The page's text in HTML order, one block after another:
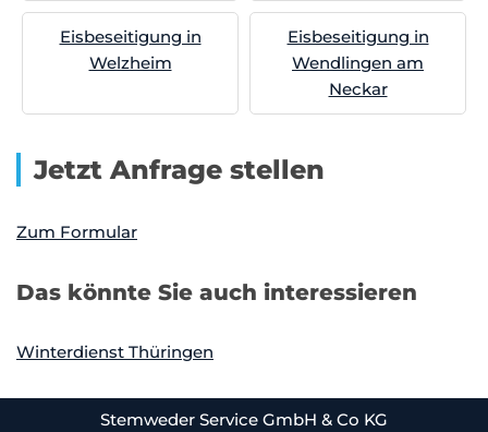
Eisbeseitigung in
Welzheim
Eisbeseitigung in
Wendlingen am
Neckar
Jetzt Anfrage stellen
Zum Formular
Das könnte Sie auch interessieren
Winterdienst Thüringen
Stemweder Service GmbH & Co KG